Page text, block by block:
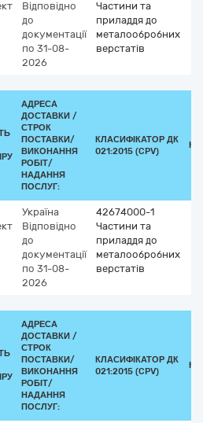
Відповідно
до
документації
по 31-08-
2026
Частини та
приладдя до
металообробних
верстатів
АДРЕСА
ДОСТАВКИ /
СТРОК
ПОСТАВКИ/
ВИКОНАННЯ
РОБІТ/
НАДАННЯ
ПОСЛУГ:
КЛАСИФІКАТОР ДК
021:2015 (CPV)
Україна
Відповідно
до
документації
по 31-08-
2026
42674000-1
Частини та
приладдя до
металообробних
верстатів
АДРЕСА
ДОСТАВКИ /
СТРОК
ПОСТАВКИ/
ВИКОНАННЯ
РОБІТ/
НАДАННЯ
ПОСЛУГ:
КЛАСИФІКАТОР ДК
021:2015 (CPV)